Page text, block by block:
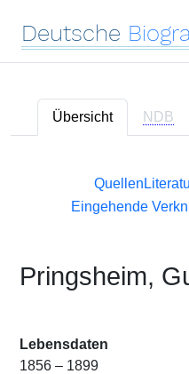
Deutsche
Übersicht NDB
Quellen
Eingehende
Pringsheim,
Lebensdaten
1856 – 1899